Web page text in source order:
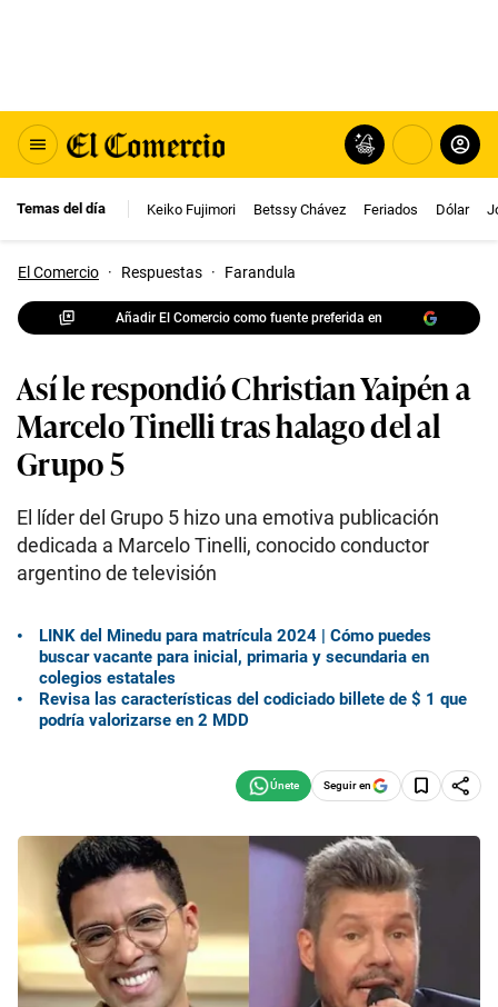
Temas del día Keiko Fujimori Betssy Chávez Feriados Dólar
El Comercio · Respuestas · Farandula
Añadir El Comercio como fuente preferida en
Así le respondió Christian Yaipén a
Marcelo Tinelli tras halago del al
Grupo 5
El líder del Grupo 5 hizo una emotiva publicación
dedicada a Marcelo Tinelli, conocido conductor
argentino de televisión
LINK del Minedu para matrícula 2024 | Cómo puedes
buscar vacante para inicial, primaria y secundaria en
colegios estatales
Revisa las características del codiciado billete de $ 1 que
podría valorizarse en 2 MDD
Seguir en